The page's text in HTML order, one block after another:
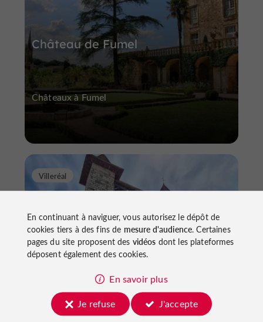
Château de Fumel
Châteaux à Fumel
Villeréal
En continuant à naviguer, vous autorisez le dépôt de
cookies tiers à des fins de mesure d'audience. Certaines
pages du site proposent des vidéos dont les plateformes
déposent également des cookies.
En savoir plus
Je refuse
J'accepte